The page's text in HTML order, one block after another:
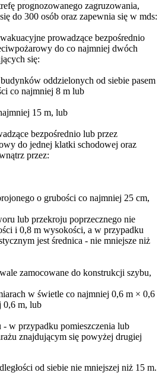
prognozowanego zagruzowania,
do 300 osób oraz zapewnia się w mds:
prowadzące bezpośrednio
do co najmniej dwóch
się:
oddzielonych od siebie pasem
co najmniej 8 m lub
15 m, lub
bezpośrednio lub przez
do jednej klatki schodowej oraz
przez:
o grubości co najmniej 25 cm,
lub przekroju poprzecznego nie
i 0,8 m wysokości, a w przypadku
jest średnica - nie mniejsze niż
zamocowane do konstrukcji szybu,
w świetle co najmniej 0,6 m × 0,6
0,6 m, lub
w przypadku pomieszczenia lub
znajdującym się powyżej drugiej
od siebie nie mniejszej niż 15 m.